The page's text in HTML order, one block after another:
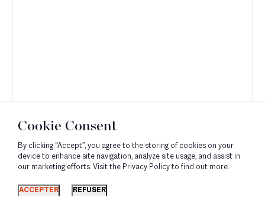
Découvrir
Cookie Consent
By clicking “Accept”, you agree to the storing of cookies on your
device to enhance site navigation, analyze site usage, and assist in
our marketing efforts. Visit the Privacy Policy to find out more.
ACCEPTER REFUSER